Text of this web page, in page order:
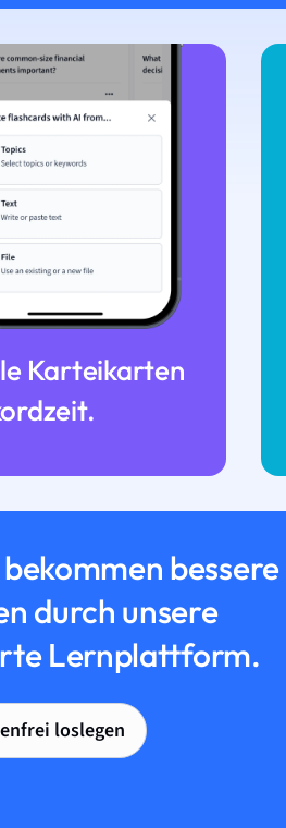
Karteikarten
bekommen bessere
durch unsere
Lernplattform.
loslegen